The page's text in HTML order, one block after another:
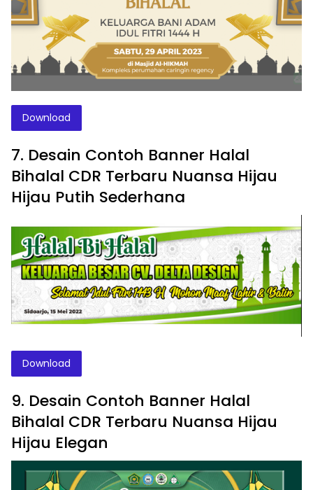
Download
7. Desain Contoh Banner Halal
Bihalal CDR Terbaru Nuansa Hijau
Hijau Putih Sederhana
Download
9. Desain Contoh Banner Halal
Bihalal CDR Terbaru Nuansa Hijau
Hijau Elegan